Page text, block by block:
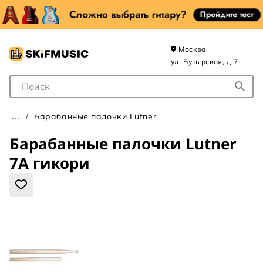
Поле для Поиска
Москва
ул. Бутырская, д.7
Барабанные палочки Lutner
Барабанные палочки Lutner
7A гикори